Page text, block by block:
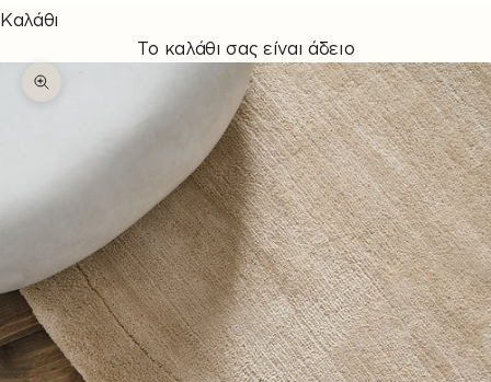
Καλάθι
Το καλάθι σας είναι άδειο
Μεγέθυνση